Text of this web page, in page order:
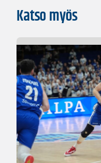
Katso myös